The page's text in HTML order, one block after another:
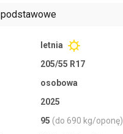
podstawowe
letnia
205/55 R17
osobowa
2025
95 (do 690 kg/oponę)